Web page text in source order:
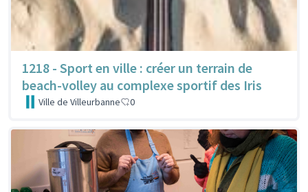
1218 - Sport en ville : créer un terrain de
beach-volley au complexe sportif des Iris
Ville de Villeurbanne 0